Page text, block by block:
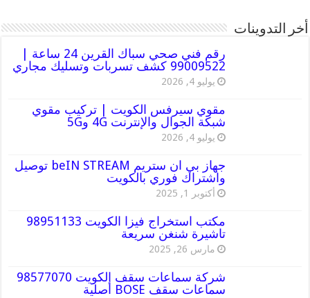
أخر التدوينات
رقم فني صحي سباك القرين 24 ساعة |
99009522 كشف تسربات وتسليك مجاري
يوليو 4, 2026
مقوي سيرفس الكويت | تركيب مقوي
شبكة الجوال والإنترنت 4G و5G
يوليو 4, 2026
جهاز بي ان ستريم beIN STREAM توصيل
واشتراك فوري بالكويت
أكتوبر 1, 2025
مكتب استخراج فيزا الكويت 98951133
تاشيرة شنغن سريعة
مارس 26, 2025
شركة سماعات سقف الكويت 98577070
سماعات سقف BOSE أصلية